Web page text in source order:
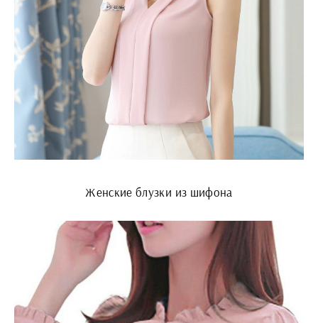
Женские блузки из шифона